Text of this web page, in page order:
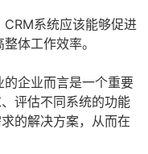
CRM系统应该能够促进
体工作效率。
企业而言是一个重要
评估不同系统的功能
的解决方案，从而在